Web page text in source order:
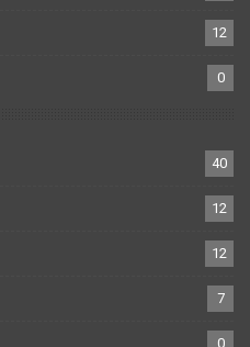
12
0
40
12
12
7
0